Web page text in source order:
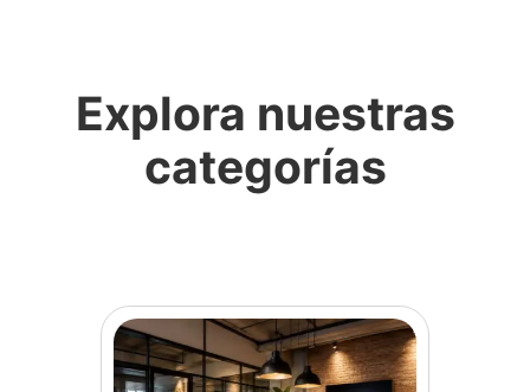
Explora nuestras
categorías